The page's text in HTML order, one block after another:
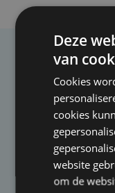
Heb je een
Deze
van
Cookies
cookies
website
om de